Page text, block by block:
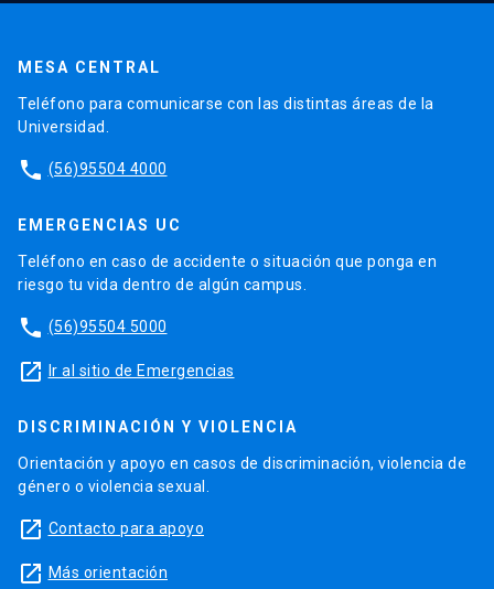
MESA CENTRAL
Teléfono para comunicarse con las distintas áreas de la
Universidad.
phone (56)95504 4000
EMERGENCIAS UC
Teléfono en caso de accidente o situación que ponga en
riesgo tu vida dentro de algún campus.
phone (56)95504 5000
launch Ir al sitio de Emergencias
DISCRIMINACIÓN Y VIOLENCIA
Orientación y apoyo en casos de discriminación, violencia de
género o violencia sexual.
launch Contacto para apoyo
launch Más orientación